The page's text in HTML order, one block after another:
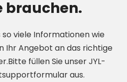
brauchen.
so viele Informationen wie
Ihr Angebot an das richtige
füllen Sie unser JYL-
aus.